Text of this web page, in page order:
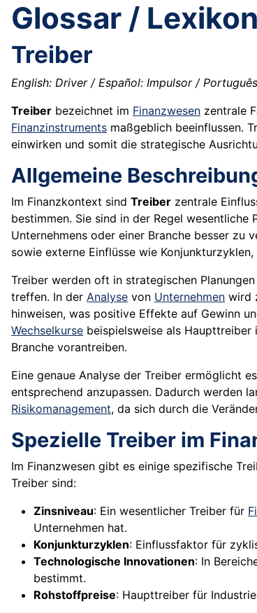
Glossar / Lexikon
Treiber
English: Driver / Español: Impulsor /
Treiber bezeichnet im Finanzwesen zentrale
Finanzinstruments maßgeblich beeinflussen.
einwirken und somit die strategische
Allgemeine
Im Finanzkontext sind Treiber zentrale
bestimmen. Sie sind in der Regel wesentliche
Unternehmens oder einer Branche besser zu
sowie externe Einflüsse wie
Treiber werden oft in strategischen
treffen. In der Analyse von Unternehmen wird
hinweisen, was positive Effekte auf Gewinn
Wechselkurse beispielsweise als
Branche vorantreiben.
Eine genaue Analyse der Treiber ermöglicht
entsprechend anzupassen. Dadurch werden
Risikomanagement, da sich durch die
Spezielle Treiber im
Im Finanzwesen gibt es einige spezifische
Treiber sind:
Zinsniveau: Ein wesentlicher Treiber für
Unternehmen hat.
Konjunkturzyklen: Einflussfaktor für
Technologische Innovationen: In
bestimmt.
Rohstoffpreise: Haupttreiber für